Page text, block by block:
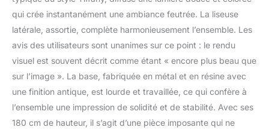
utiliser l'ampoule dont
l'abat-jour ; Il y a un
interrupteur rotatif (fait
tourner le bouton dans
le sens des aiguilles
dessus, vous pouvez
choisir la lampe
principale allumée, la
qui crée instantanément une ambiance feutrée. La liseuse
latérale, assortie, complète harmonieusement l’ensemble. Les
avis des utilisateurs sont unanimes sur ce point : le rendu
visuel est souvent décrit comme étant « encore plus beau que
sur l’image ». La base, fabriquée en métal et en résine avec
une finition antique, est lourde et travaillée, ce qui confère à
l’ensemble une impression de solidité et de stabilité. Avec ses
180 cm de hauteur, il s’agit d’une pièce imposante qui ne